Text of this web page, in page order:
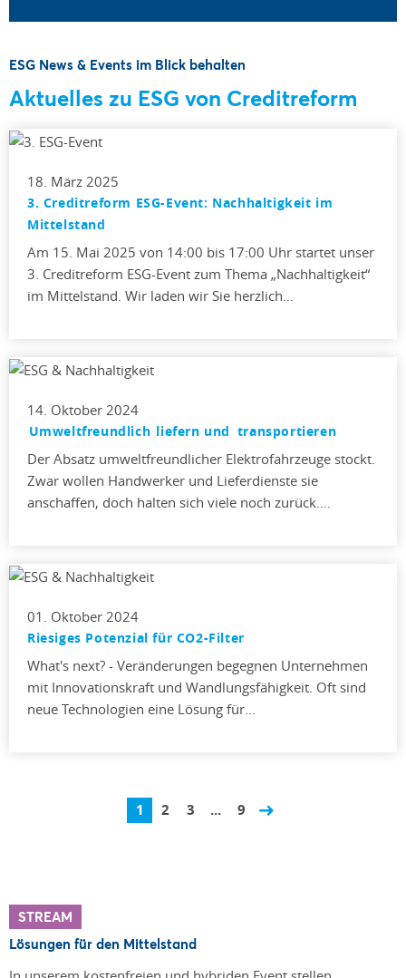
ESG News & Events im Blick behalten
Aktuelles zu ESG von Creditreform
18. März 2025
3. Creditreform ESG-Event: Nachhaltigkeit im
Mittelstand
Am 15. Mai 2025 von 14:00 bis 17:00 Uhr startet unser
3. Creditreform ESG-Event zum Thema „Nachhaltigkeit“
im Mittelstand. Wir laden wir Sie herzlich…
14. Oktober 2024
Umweltfreundlich liefern und transportieren
Der Absatz umweltfreundlicher Elektrofahrzeuge stockt.
Zwar wollen Handwerker und Lieferdienste sie
anschaffen, doch halten sich viele noch zurück.…
01. Oktober 2024
Riesiges Potenzial für CO2-Filter
What's next? - Veränderungen begegnen Unternehmen
mit Innovationskraft und Wandlungsfähigkeit. Oft sind
neue Technologien eine Lösung für…
1 2 3 ... 9
STREAM
Lösungen für den Mittelstand